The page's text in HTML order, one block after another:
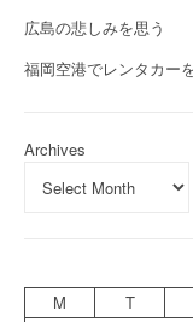
広島の悲しみを思う
福岡空港でレンタカー
Archives
M
T